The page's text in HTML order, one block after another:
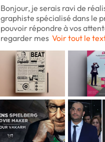
Bonjour, je serais ravi de
graphiste spécialisé dans le
pouvoir répondre à vos
regarder mes Voir tout le